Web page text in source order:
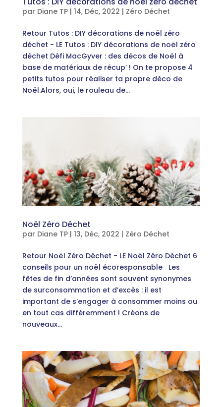
par Diane TP| 14, Déc, 2022 | Zéro Déchet
Retour Tutos : DIY décorations de noël zéro
déchet - LE Tutos : DIY décorations de noël zéro
déchet Défi MacGyver : des décos de Noël à
base de matériaux de récup’ ! On te propose 4
petits tutos pour réaliser ta propre déco de
Noël.Alors, oui, le rouleau de...
Noël Zéro Déchet
par Diane TP| 13, Déc, 2022 | Zéro Déchet
Retour Noël Zéro Déchet - LE Noël Zéro Déchet 6
conseils pour un noël écoresponsable Les
fêtes de fin d’années sont souvent synonymes
de surconsommation et d’excès : il est
important de s’engager à consommer moins ou
en tout cas différemment ! Créons de
nouveaux...